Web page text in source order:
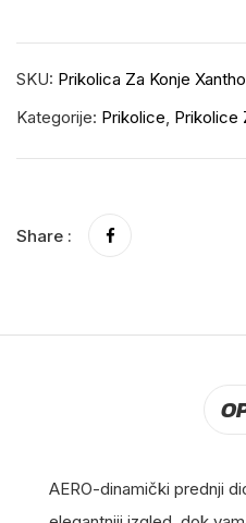
SKU: Prikolica Za Konje
Kategorije: Prikolice Prikolice
Share :
AERO-dinamički prednji